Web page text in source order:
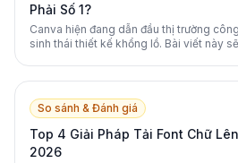
Phải Số 1?
Canva hiện đang dẫn đầu thị trường
sinh thái thiết kế khổng lồ. Bài viết này
So sánh & Đánh giá
Top 4 Giải Pháp Tải Font Chữ
2026